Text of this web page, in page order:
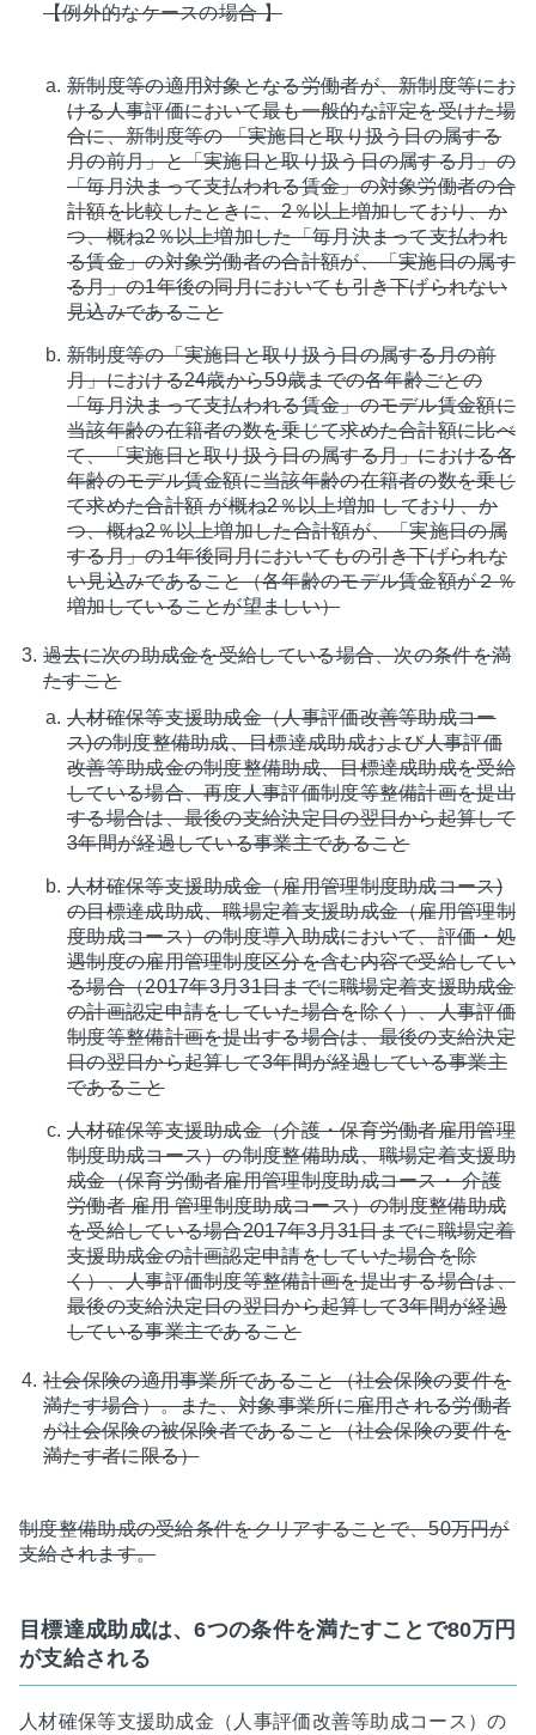
【例外的なケースの場合 】
新制度等の適用対象となる労働者が、新制度等にお
ける人事評価において最も一般的な評定を受けた場
合に、新制度等の 「実施日と取り扱う日の属する
月の前月」と「実施日と取り扱う日の属する月」の
「毎月決まって支払われる賃金」の対象労働者の合
計額を比較したときに、2％以上増加しており、か
つ、概ね2％以上増加した「毎月決まって支払われ
る賃金」の対象労働者の合計額が、「実施日の属す
る月」の1年後の同月においても引き下げられない
見込みであること
新制度等の「実施日と取り扱う日の属する月の前
月」における24歳から59歳までの各年齢ごとの
「毎月決まって支払われる賃金」のモデル賃金額に
当該年齢の在籍者の数を乗じて求めた合計額に比べ
て、「実施日と取り扱う日の属する月」における各
年齢のモデル賃金額に当該年齢の在籍者の数を乗じ
て求めた合計額 が概ね2％以上増加 しており、か
つ、概ね2％以上増加した合計額が、「実施日の属
する月」の1年後同月においてもの引き下げられな
い見込みであること（各年齢のモデル賃金額が２％
増加していることが望ましい）
過去に次の助成金を受給している場合、次の条件を満
たすこと
人材確保等支援助成金（人事評価改善等助成コー
ス)の制度整備助成、目標達成助成および人事評価
改善等助成金の制度整備助成、目標達成助成を受給
している場合、再度人事評価制度等整備計画を提出
する場合は、最後の支給決定日の翌日から起算して
3年間が経過している事業主であること
人材確保等支援助成金（雇用管理制度助成コース)
の目標達成助成、職場定着支援助成金（雇用管理制
度助成コース）の制度導入助成において、評価・処
遇制度の雇用管理制度区分を含む内容で受給してい
る場合（2017年3月31日までに職場定着支援助成金
の計画認定申請をしていた場合を除く）、人事評価
制度等整備計画を提出する場合は、最後の支給決定
日の翌日から起算して3年間が経過している事業主
であること
人材確保等支援助成金（介護・保育労働者雇用管理
制度助成コース）の制度整備助成、職場定着支援助
成金（保育労働者雇用管理制度助成コース・ 介護
労働者 雇用 管理制度助成コース）の制度整備助成
を受給している場合2017年3月31日までに職場定着
支援助成金の計画認定申請をしていた場合を除
く）、人事評価制度等整備計画を提出する場合は、
最後の支給決定日の翌日から起算して3年間が経過
している事業主であること
社会保険の適用事業所であること（社会保険の要件を
満たす場合）。また、対象事業所に雇用される労働者
が社会保険の被保険者であること（社会保険の要件を
満たす者に限る）
制度整備助成の受給条件をクリアすることで、50万円が
支給されます。
目標達成助成は、6つの条件を満たすことで80万円
が支給される
人材確保等支援助成金（人事評価改善等助成コース）の